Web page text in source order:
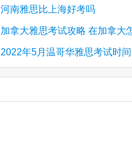
河南雅思比上海好考吗
加拿大雅思考试攻略 在加拿大
2022年5月温哥华雅思考试时